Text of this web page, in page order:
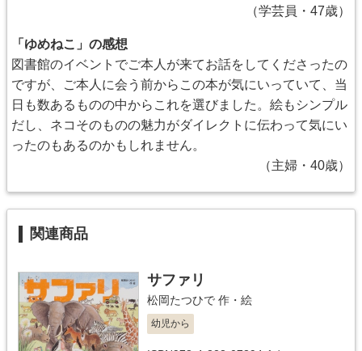
（学芸員・47歳）
「ゆめねこ」の感想
図書館のイベントでご本人が来てお話をしてくださったの
ですが、ご本人に会う前からこの本が気にいっていて、当
日も数あるものの中からこれを選びました。絵もシンプル
だし、ネコそのものの魅力がダイレクトに伝わって気にい
ったのもあるのかもしれません。
（主婦・40歳）
関連商品
サファリ
松岡たつひで 作・絵
幼児から